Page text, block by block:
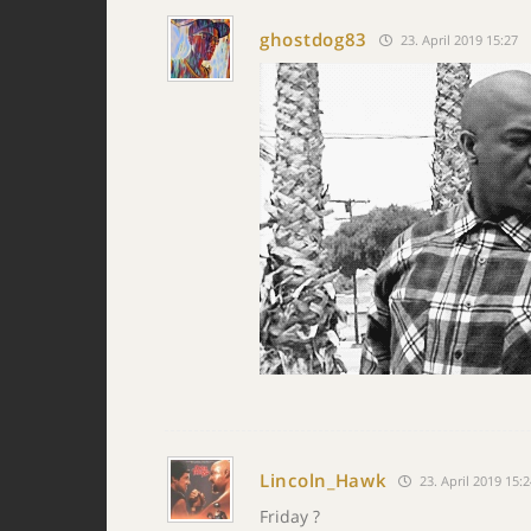
ghostdog83 23. April 2019 15:27
Lincoln_Hawk 23. April 2019
Friday ?